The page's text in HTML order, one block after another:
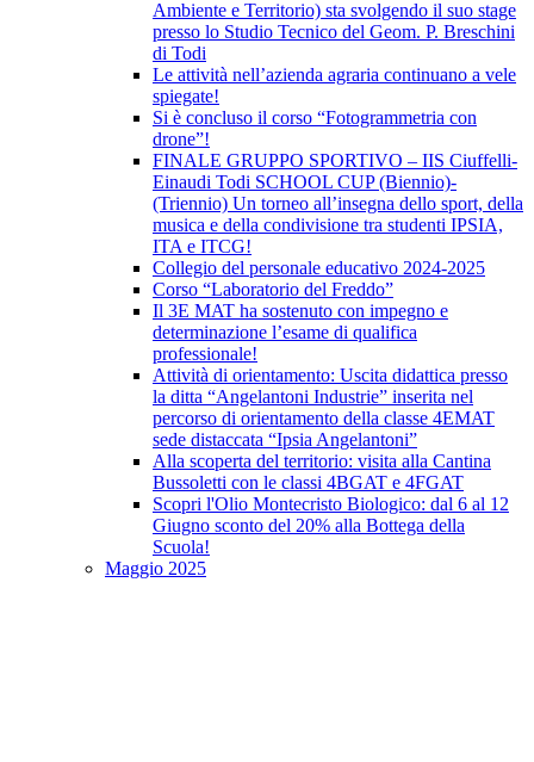
Ambiente e Territorio) sta svolgendo il suo stage
presso lo Studio Tecnico del Geom. P. Breschini
di Todi
Le attività nell’azienda agraria continuano a vele
spiegate!
Si è concluso il corso “Fotogrammetria con
drone”!
FINALE GRUPPO SPORTIVO – IIS Ciuffelli-
Einaudi Todi SCHOOL CUP (Biennio)-
(Triennio) Un torneo all’insegna dello sport, della
musica e della condivisione tra studenti IPSIA,
ITA e ITCG!
Collegio del personale educativo 2024-2025
Corso “Laboratorio del Freddo”
Il 3E MAT ha sostenuto con impegno e
determinazione l’esame di qualifica
professionale!
Attività di orientamento: Uscita didattica presso
la ditta “Angelantoni Industrie” inserita nel
percorso di orientamento della classe 4EMAT
sede distaccata “Ipsia Angelantoni”
Alla scoperta del territorio: visita alla Cantina
Bussoletti con le classi 4BGAT e 4FGAT
Scopri l'Olio Montecristo Biologico: dal 6 al 12
Giugno sconto del 20% alla Bottega della
Scuola!
Maggio 2025